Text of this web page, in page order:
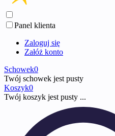
Panel klienta
Zaloguj się
Załóż konto
Schowek0
Twój schowek jest pusty
Koszyk0
Twój koszyk jest pusty ...